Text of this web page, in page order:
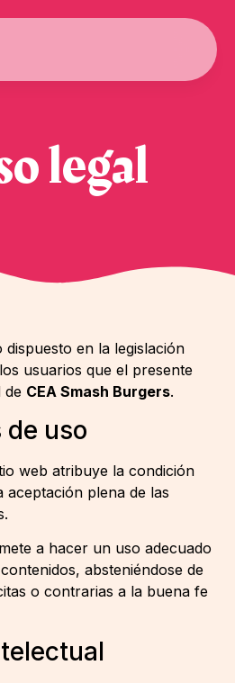
legal
dispuesto en la legislación
usuarios que el presente
de CEA Smash Burgers.
uso
web atribuye la condición
aceptación plena de las
a hacer un uso adecuado
absteniéndose de
o contrarias a la buena fe